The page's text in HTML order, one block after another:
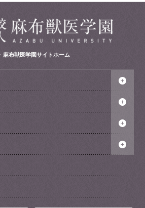
麻布獣医学園サイトホーム